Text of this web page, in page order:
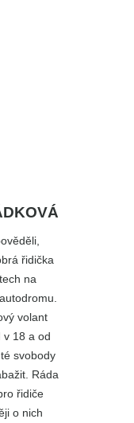
řidička
na
volant
v 18 a od
svobody
Ráda
řidiče
o nich